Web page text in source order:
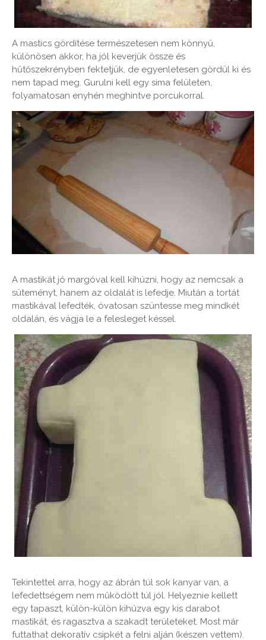
A mastics gördítése természetesen nem könnyű,
különösen akkor, ha jól keverjük össze és
hűtőszekrényben fektetjük, de egyenletesen gördül ki és
nem tapad meg. Gurulni kell egy sima felületen,
folyamatosan enyhén meghintve porcukorral.
A mastikát jó margóval kell kihúzni, hogy az nemcsak a
süteményt, hanem az oldalát is lefedje. Miután a tortát
mastikával lefedték, óvatosan szüntesse meg mindkét
oldalán, és vágja le a felesleget késsel.
Tekintettel arra, hogy az ábrán túl sok kanyar van, a
lefedettségem nem működött túl jól. Helyeznie kellett
egy tapaszt, külön-külön kihúzva egy kis darabot
mastikát, és ragasztva a szakadt területeket. Most már
futtathat dekoratív csipkét a felni alján (készen vettem).